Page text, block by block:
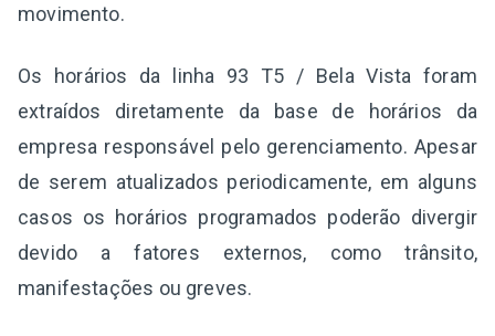
movimento.
Os horários da linha 93 T5 / Bela Vista foram
extraídos diretamente da base de horários da
empresa responsável pelo gerenciamento. Apesar
de serem atualizados periodicamente, em alguns
casos os horários programados poderão divergir
devido a fatores externos, como trânsito,
manifestações ou greves.